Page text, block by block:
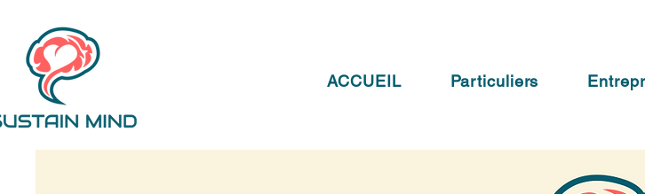
ACCUEIL Particuliers